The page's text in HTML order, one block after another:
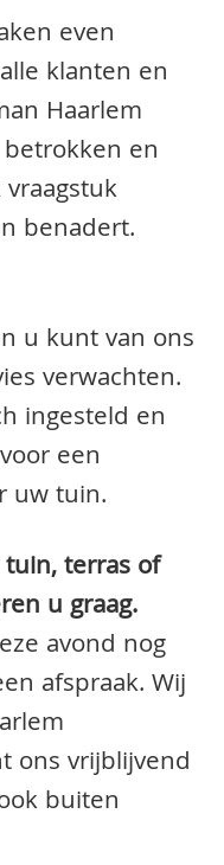
even
klanten en
Haarlem
en
benadert.
u kunt van ons
verwachten.
ingesteld en
een
uw tuin.
terras of
u graag.
avond nog
afspraak. Wij
ons vrijblijvend
buiten